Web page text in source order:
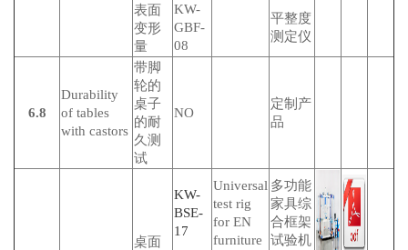
表面
变形
量
KW-
GBF-
08
平整度
测定仪
6.8
Durability
of tables
with castors
带脚
轮的
桌子
的耐
久测
试
NO
定制产
品
桌面
KW-
BSE-
17
Universal
test rig
for EN
furniture
多功能
家具综
合框架
试验机